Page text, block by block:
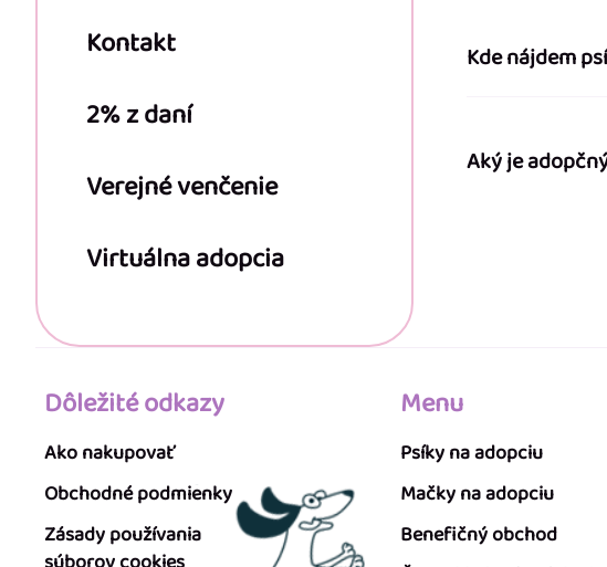
Kontakt
2% z daní
Verejné venčenie
Virtuálna adopcia
Kde nájdem
Aký je
Dôležité odkazy
Ako nakupovať
Obchodné podmienky
Zásady používania
Menu
Psíky na adopciu
Mačky na adopciu
Benefičný obchod